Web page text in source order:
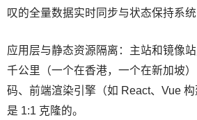
叹的全量数据实时同步与状态保持系统
应用层与静态资源隔离：主站和镜像
千公里（一个在香港，一个在新加坡
码、前端渲染引擎（如 React、Vue
是 1:1 克隆的。